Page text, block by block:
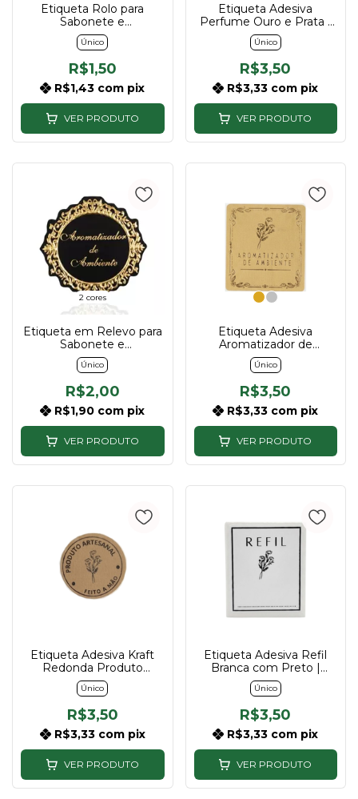
Etiqueta Rolo para
Sabonete e
Aromatizador com 10
unidades
Único
R$1,50
R$1,43 com pix
VER PRODUTO
Etiqueta Adesiva
Perfume Ouro e Prata |
Pacote com 10 Unidades
Único
R$3,50
R$3,33 com pix
VER PRODUTO
2 cores
Etiqueta em Relevo para
Sabonete e
Aromatizador
Único
R$2,00
R$1,90 com pix
VER PRODUTO
Etiqueta Adesiva
Aromatizador de
Ambiente Ouro e Prata |
Pacote com 10 Unidades
Único
R$3,50
R$3,33 com pix
VER PRODUTO
Etiqueta Adesiva Kraft
Redonda Produto
Artesanal | Pacote com
10 Unidades
Único
R$3,50
R$3,33 com pix
VER PRODUTO
Etiqueta Adesiva Refil
Branca com Preto |
Pacote com 10 Unidades
Único
R$3,50
R$3,33 com pix
VER PRODUTO